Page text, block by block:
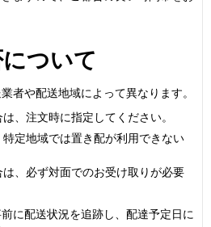
ついて
者や配送地域によって異なります。
、注文時に指定してください。
定地域では置き配が利用できない
、必ず対面でのお受け取りが必要
に配送状況を追跡し、配達予定日に